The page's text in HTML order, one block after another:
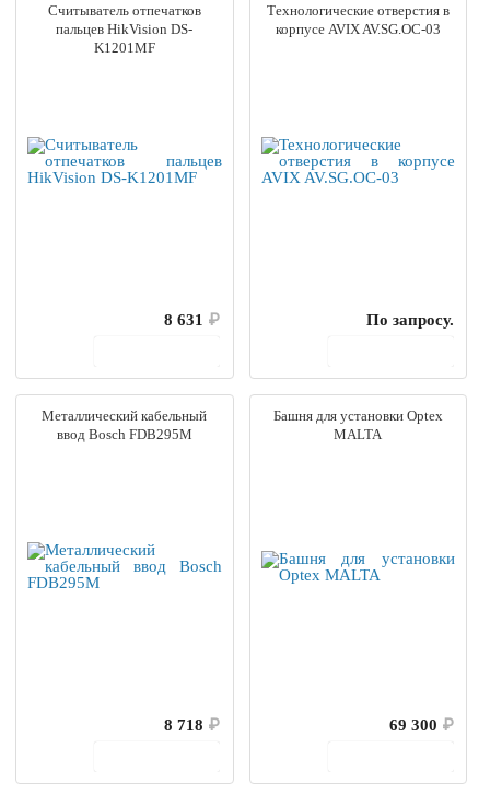
Считыватель отпечатков
пальцев HikVision DS-
K1201MF
8 631 ₽
Технологические отверстия в
корпусе AVIX AV.SG.OС-03
По запросу.
Металлический кабельный
ввод Bosch FDB295M
8 718 ₽
Башня для установки Optex
MALTA
69 300 ₽